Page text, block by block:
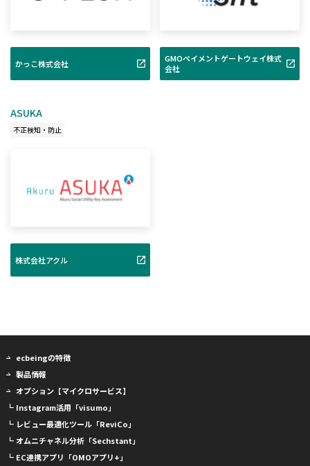
かっこ株式会社
GMOペイメントゲートウェイ株式
会社
ASUKA
不正検知・防止
株式会社アクル
ecbeingの特徴
製品情報
オプション【マイクロサービス】
┗ Instagram活用「visumo」
┗ レビュー最適化ツール「ReviCo」
┗ オムニチャネル分析「Sechstant」
┗ EC連携アプリ「OMOアプリ+」